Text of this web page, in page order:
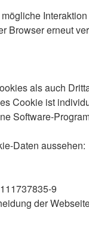
Browser erneut
als auch
Cookie ist
Software-
Daten aussehen:
9
der